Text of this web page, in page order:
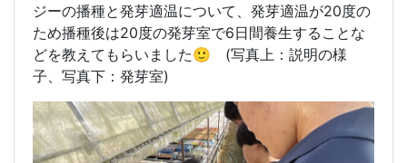
ジーの播種と発芽適温について、発芽適温が20度の
ため播種後は20度の発芽室で6日間養生することな
どを教えてもらいました🙂 (写真上：説明の様
子、写真下：発芽室)